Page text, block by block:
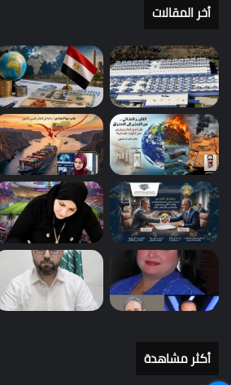
أخر المقالات
أكثر مشاهدة